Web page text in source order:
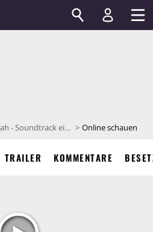
Nick und Norah - Soundtrack einer Nacht Online schauen
TRAILER KOMMENTARE